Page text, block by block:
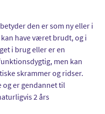
den er som ny eller i
have været brudt, og i
i brug eller er en
men kan
skrammer og ridser.
og er gendannet til
2 års